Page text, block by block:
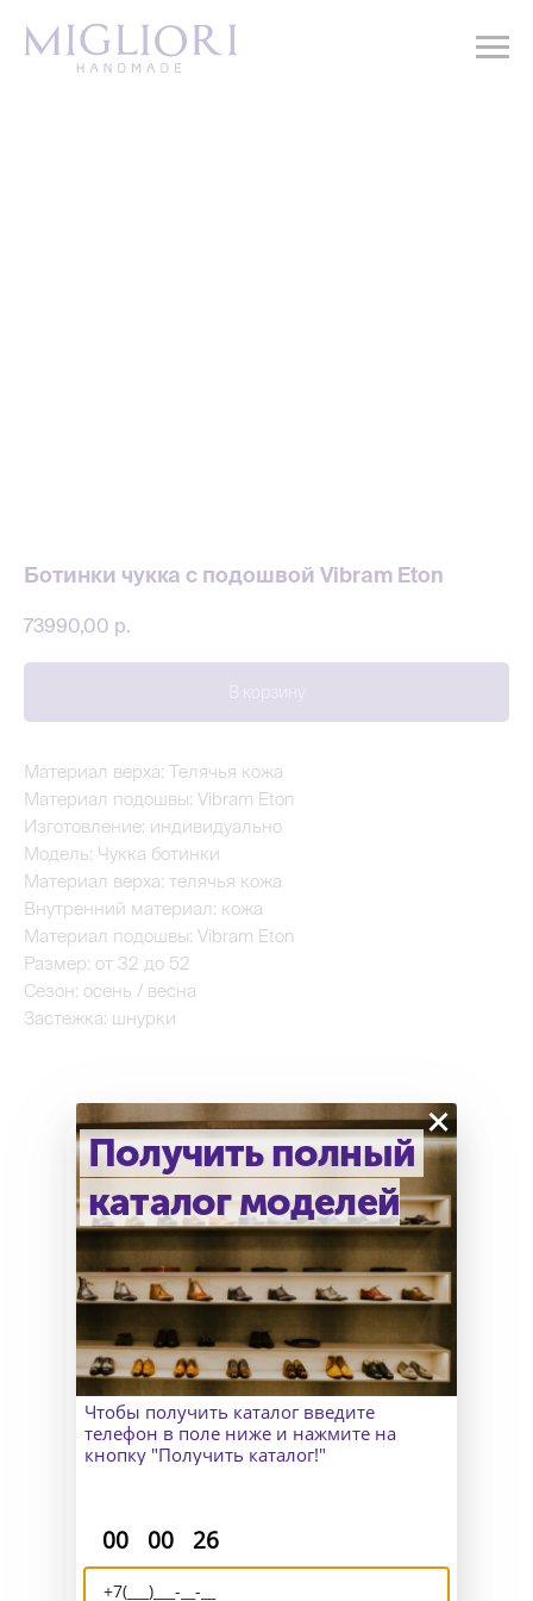
Ботинки чукка с подошвой Vibram Eton
73990,00 р.
Материал верха: Телячья кожа
Материал подошвы: Vibram Eton
Изготовление: индивидуально
Модель: Чукка ботинки
Материал верха: телячья кожа
Внутренний материал: кожа
Материал подошвы: Vibram Eton
Размер: от 32 до 52
Сезон: осень / весна
Застежка: шнурки
Доставка и возврат
В Москве к Вам приедет
замерщик, а для клиентов
из других городов организуем
удаленный пошив и отправим
макеты для снятия мерок.
Как узнать точный размер?
Отправляем Вашу обувь по всему
Получить полный
каталог моделей
×
Чтобы получить каталог введите
телефон в поле ниже и нажмите на
кнопку "Получить каталог!"
00 00 26